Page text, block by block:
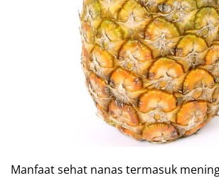
Manfaat sehat nanas termasuk